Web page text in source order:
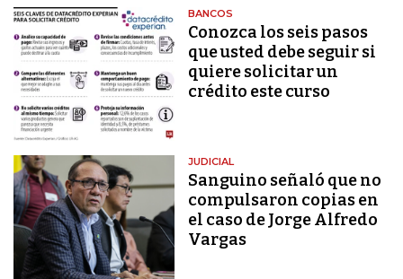
BANCOS
Conozca los seis pasos
que usted debe seguir si
quiere solicitar un
crédito este curso
JUDICIAL
Sanguino señaló que no
compulsaron copias en
el caso de Jorge Alfredo
Vargas